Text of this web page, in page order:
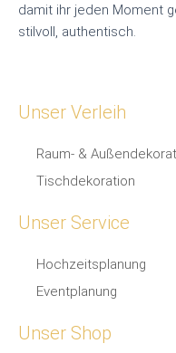
damit ihr jeden Moment
stilvoll, authentisch.
Unser Verleih
Raum- &
Tischdekoration
Unser Service
Hochzeitsplanung
Eventplanung
Unser Shop